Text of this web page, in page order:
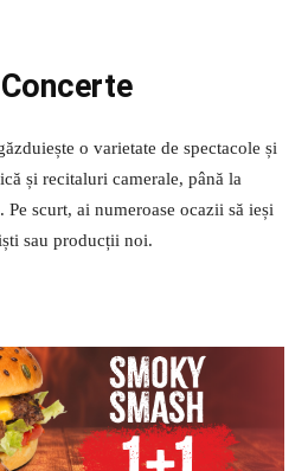
o varietate de spectacole și
și recitaluri camerale, până la
scurt, ai numeroase ocazii să ieși
sau producții noi.